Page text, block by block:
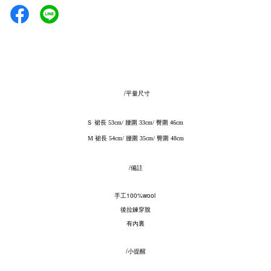
/平量尺寸
Ｓ 裙長 53cm/ 腰圍 33cm/ 臀圍 46cm
M 裙長 54cm/ 腰圍 35cm/ 臀圍 48cm
/備註
手工100%wool
後拉鍊穿脫
有內裏
/小提醒